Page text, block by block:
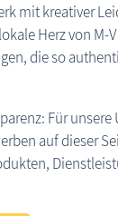
mit kreativer
Herz von M-
die so
Für
auf dieser